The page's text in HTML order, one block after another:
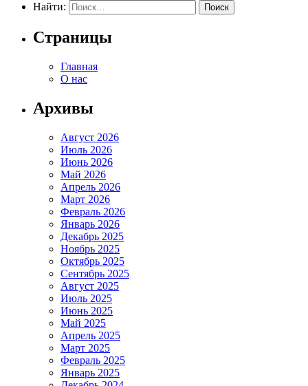
Найти:
Страницы
Главная
О нас
Архивы
Август 2026
Июль 2026
Июнь 2026
Май 2026
Апрель 2026
Март 2026
Февраль 2026
Январь 2026
Декабрь 2025
Ноябрь 2025
Октябрь 2025
Сентябрь 2025
Август 2025
Июль 2025
Июнь 2025
Май 2025
Апрель 2025
Март 2025
Февраль 2025
Январь 2025